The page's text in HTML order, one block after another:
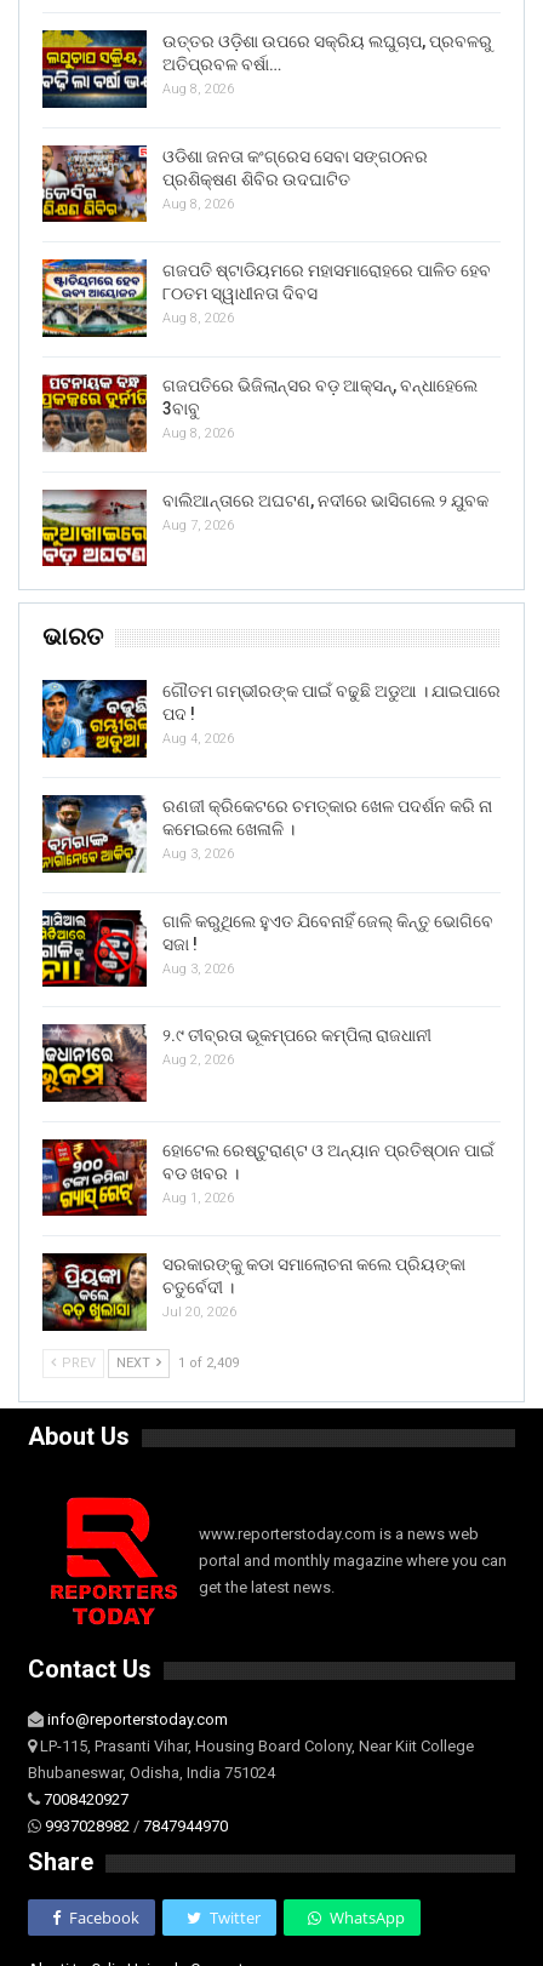
ଉତ୍ତର ଓଡ଼ିଶା ଉପରେ ସକ୍ରିୟ ଲଘୁଚାପ, ପ୍ରବଳରୁ
ଅତିପ୍ରବଳ ବର୍ଷା…
Aug 8, 2026
ଓଡିଶା ଜନତା କଂଗ୍ରେସ ସେବା ସଙ୍ଗଠନର
ପ୍ରଶିକ୍ଷଣ ଶିବିର ଉଦଘାଟିତ
Aug 8, 2026
ଗଜପତି ଷ୍ଟାଡିୟମରେ ମହାସମାରୋହରେ ପାଳିତ ହେବ
୮୦ତମ ସ୍ୱାଧୀନତା ଦିବସ
Aug 8, 2026
ଗଜପତିରେ ଭିଜିଲାନ୍ସର ବଡ଼ ଆକ୍ସନ୍, ବନ୍ଧାହେଲେ
3ବାବୁ
Aug 8, 2026
ବାଲିଆନ୍ତାରେ ଅଘଟଣ, ନଦୀରେ ଭାସିଗଲେ ୨ ଯୁବକ
Aug 7, 2026
ଭାରତ
ଗୌତମ ଗମ୍ଭୀରଙ୍କ ପାଇଁ ବଢୁଛି ଅଡୁଆ । ଯାଇପାରେ
ପଦ !
Aug 4, 2026
ରଣଜୀ କ୍ରିକେଟରେ ଚମତ୍କାର ଖେଳ ପଦର୍ଶନ କରି ନା
କମେଇଲେ ଖେଳାଳି ।
Aug 3, 2026
ଗାଳି କରୁଥିଲେ ହୁଏତ ଯିବେନାହିଁ ଜେଲ୍ କିନ୍ତୁ ଭୋଗିବେ
ସଜା !
Aug 3, 2026
୨.୯ ତୀବ୍ରତା ଭୂକମ୍ପରେ କମ୍ପିଲା ରାଜଧାନୀ
Aug 2, 2026
ହୋଟେଲ ରେଷ୍ଟୁରାଣ୍ଟ ଓ ଅନ୍ୟାନ ପ୍ରତିଷ୍ଠାନ ପାଇଁ
ବଡ ଖବର ।
Aug 1, 2026
ସରକାରଙ୍କୁ କଡା ସମାଲୋଚନା କଲେ ପ୍ରିୟଙ୍କା
ଚତୁର୍ବେଦୀ ।
Jul 20, 2026
PREV NEXT 1 of 2,409
About Us
www.reporterstoday.com is a news web
portal and monthly magazine where you can
get the latest news.
Contact Us
info@reporterstoday.com
LP-115, Prasanti Vihar, Housing Board Colony, Near Kiit College
Bhubaneswar, Odisha, India 751024
7008420927
9937028982 / 7847944970
Share
Facebook Twitter WhatsApp